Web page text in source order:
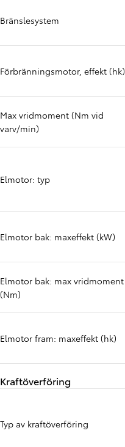
Bränslesystem
Förbränningsmotor, effekt (hk)
Max vridmoment (Nm vid
varv/min)
Elmotor: typ
Elmotor bak: maxeffekt (kW)
Elmotor bak: max vridmoment
(Nm)
Elmotor fram: maxeffekt (hk)
Kraftöverföring
Typ av kraftöverföring